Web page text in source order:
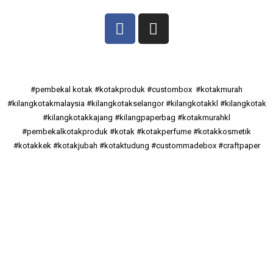
#pembekal kotak #kotakproduk #custombox #kotakmurah
#kilangkotakmalaysia #kilangkotakselangor #kilangkotakkl #kilangkotak
#kilangkotakkajang #kilangpaperbag #kotakmurahkl
#pembekalkotakproduk #kotak #kotakperfume #kotakkosmetik
#kotakkek #kotakjubah #kotaktudung #custommadebox #craftpaper